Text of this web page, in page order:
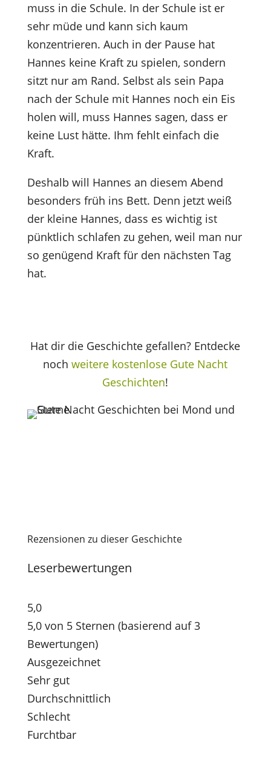
muss in die Schule. In der Schule ist er
sehr müde und kann sich kaum
konzentrieren. Auch in der Pause hat
Hannes keine Kraft zu spielen, sondern
sitzt nur am Rand. Selbst als sein Papa
nach der Schule mit Hannes noch ein Eis
holen will, muss Hannes sagen, dass er
keine Lust hätte. Ihm fehlt einfach die
Kraft.
Deshalb will Hannes an diesem Abend
besonders früh ins Bett. Denn jetzt weiß
der kleine Hannes, dass es wichtig ist
pünktlich schlafen zu gehen, weil man nur
so genügend Kraft für den nächsten Tag
hat.
Hat dir die Geschichte gefallen? Entdecke
nochweitere kostenlose Gute Nacht
Geschichten!
Rezensionen zu dieser Geschichte
Leserbewertungen
5,0
5,0 von 5 Sternen (basierend auf 3
Bewertungen)
Ausgezeichnet
Sehr gut
Durchschnittlich
Schlecht
Furchtbar